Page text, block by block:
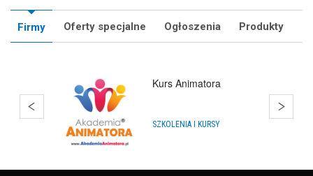
Firmy Oferty specjalne Ogłoszenia Produkty
Hurtownia Balonów
HURTOWNIE